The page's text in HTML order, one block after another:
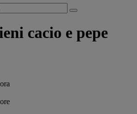
cacio e pepe